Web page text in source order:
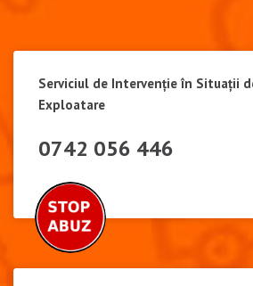
Serviciul de Intervenție în Situații
Exploatare
0742 056 446